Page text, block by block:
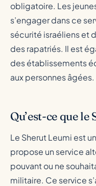
obligatoire. Les
s’engager dans ce
sécurité israéliens et
des rapatriés. Il est
des établissements
aux personnes âgées.
Qu’est-ce que
Le Sherut Leumi est
propose un service
pouvant ou ne
militaire. Ce service